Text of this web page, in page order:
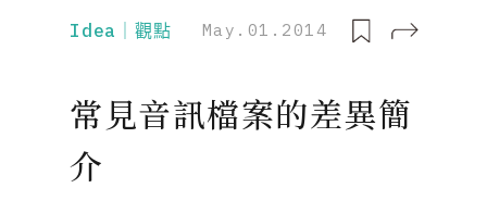
Idea｜觀點 May.01.2014
常見音訊檔案的差異簡
介